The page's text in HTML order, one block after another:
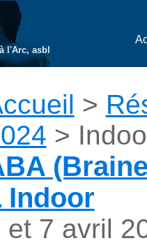
l'Arc, asbl
>
>
Indoor
et 7 avril